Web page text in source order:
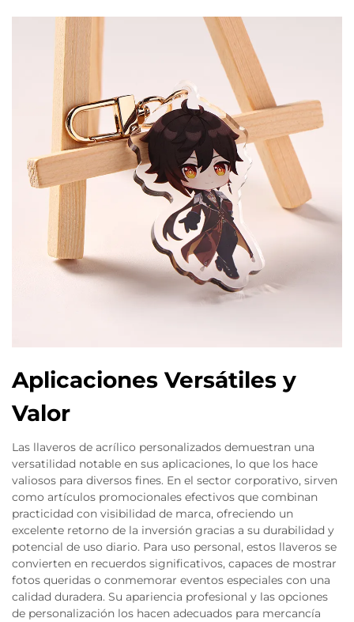
Aplicaciones Versátiles y
Valor
Las llaveros de acrílico personalizados demuestran una
versatilidad notable en sus aplicaciones, lo que los hace
valiosos para diversos fines. En el sector corporativo, sirven
como artículos promocionales efectivos que combinan
practicidad con visibilidad de marca, ofreciendo un
excelente retorno de la inversión gracias a su durabilidad y
potencial de uso diario. Para uso personal, estos llaveros se
convierten en recuerdos significativos, capaces de mostrar
fotos queridas o conmemorar eventos especiales con una
calidad duradera. Su apariencia profesional y las opciones
de personalización los hacen adecuados para mercancía